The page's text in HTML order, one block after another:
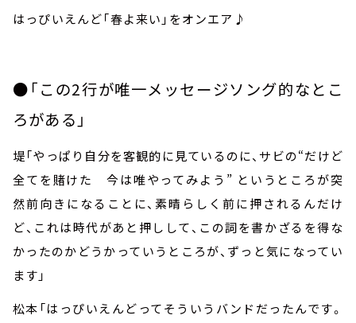
はっぴいえんど「春よ来い」をオンエア♪
●「この2行が唯一メッセージソング的なとこ
ろがある」
堤「やっぱり自分を客観的に見ているのに、サビの“だけど
全てを賭けた 今は唯やってみよう” というところが突
然前向きになることに、素晴らしく前に押されるんだけ
ど、これは時代があと押しして、この詞を書かざるを得な
かったのかどうかっていうところが、ずっと気になってい
ます」
松本「はっぴいえんどってそういうバンドだったんです。